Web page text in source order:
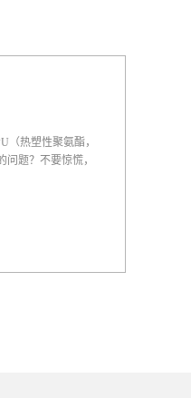
（热塑性聚氨酯，
问题？不要惊慌，
黄现象。这主要是